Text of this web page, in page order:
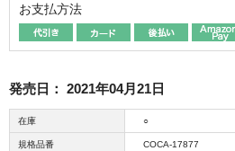
お支払方法
発売日： 2021年04月21日
在庫 ○
規格品番 COCA-17877